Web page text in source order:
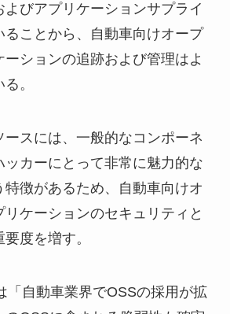
よびアプリケーションサプライ
ることから、自動車向けオープ
ーションの追跡および管理はよ
。
ースには、一般的なコンポーネ
ッカーにとって非常に魅力的な
徴があるため、自動車向けオ
ケーションのセキュリティと
度を増す。
「自動車業界でOSSの採用が拡